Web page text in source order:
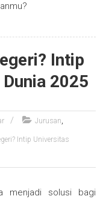
Intip
2025
Jurusan,
Intip Universitas
menjadi solusi bagi